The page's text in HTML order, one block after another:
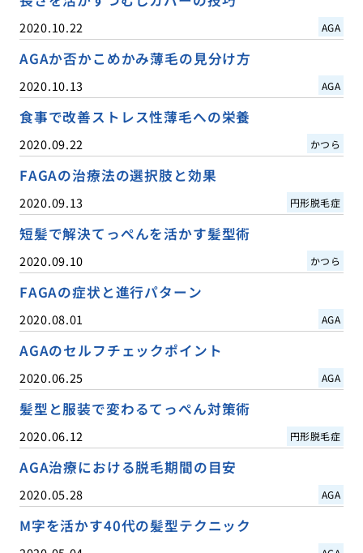
2020.10.22 AGA
AGAか否かこめかみ薄毛の見分け方
2020.10.13 AGA
食事で改善ストレス性薄毛への栄養
2020.09.22 かつら
FAGAの治療法の選択肢と効果
2020.09.13 円形脱毛症
短髪で解決てっぺんを活かす髪型術
2020.09.10 かつら
FAGAの症状と進行パターン
2020.08.01 AGA
AGAのセルフチェックポイント
2020.06.25 AGA
髪型と服装で変わるてっぺん対策術
2020.06.12 円形脱毛症
AGA治療における脱毛期間の目安
2020.05.28 AGA
M字を活かす40代の髪型テクニック